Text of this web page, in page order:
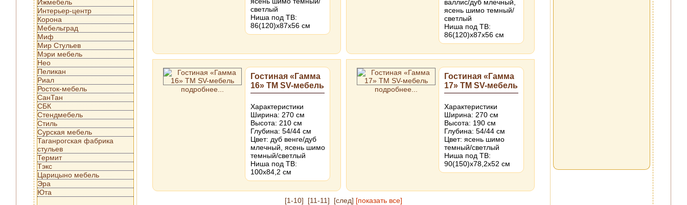
Ижмебель
Интерьер-центр
Корона
Мебельград
Миф
Мир Стульев
Мэри мебель
Нео
Пеликан
Риал
Росток-мебель
СанТан
СБК
Стендмебель
Стиль
Сурская мебель
Таганрогская фабрика
стульев
Термит
Тэкс
Царицыно мебель
Эра
Юта
светлый
Ниша под ТВ:
86(120)х87х56 см
валлис/дуб млечный,
ясень шимо темный/
светлый
Ниша под ТВ:
86(120)х87х56 см
подробнее...
Гостиная «Гамма
16» ТМ SV-мебель
Характеристики
Ширина: 270 см
Высота: 210 см
Глубина: 54/44 см
Цвет: дуб венге/дуб
млечный, ясень шимо
темный/светлый
Ниша под ТВ:
100х84,2 см
подробнее...
Гостиная «Гамма
17» ТМ SV-мебель
Характеристики
Ширина: 270 см
Высота: 190 см
Глубина: 54/44 см
Цвет: ясень шимо
темный/светлый
Ниша под ТВ:
90(150)х78,2х52 см
[1-10] [11-11] [след] [показать все]